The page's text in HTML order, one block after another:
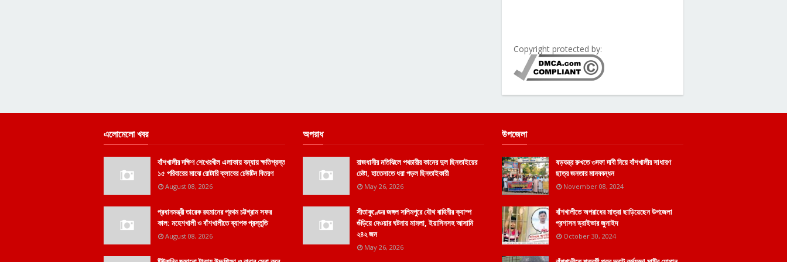
Copyright protected by:
এলোমেলো খবর
বাঁশখালীর দক্ষিণ শেখেরখীল এলাকায় বন্যায় ক্ষতিগ্রস্ত
১৫ পরিবারের মাঝে রোটারি ক্লাবের ঢেউটিন বিতরণ
August 08, 2026
প্রধানমন্ত্রী তারেক রহমানের প্রথম চট্টগ্রাম সফর
কাল: মহেশখালী ও বাঁশখালীতে ব্যাপক প্রস্তুতি
August 08, 2026
অপরাধ
রাজধানীর মতিঝিলে পথচারীর কানের দুল ছিনতাইয়ের
চেষ্টা, হাতেনাতে ধরা পড়ল ছিনতাইকারী
May 26, 2026
সীতাকুণ্ডের জঙ্গল সলিমপুরে যৌথ বাহিনীর ক্যাম্প
গুঁড়িয়ে দেওয়ার ঘটনায় মামলা, ইয়াসিনসহ আসামি
২৪২ জন
May 26, 2026
উপজেলা
ষড়যন্ত্র রুখতে ৩দফা দাবী নিয়ে বাঁশখালীর সাধারণ
ছাত্র জনতার মানববন্ধন
November 08, 2024
বাঁশখালীতে অপরাধের মাত্রা ছাড়িয়েছেন উপজেলা
প্রশাসন ড্রাইভার জুনাইদ
October 30, 2024